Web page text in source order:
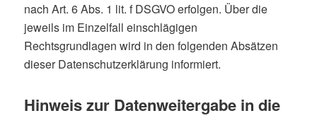
nach Art. 6 Abs. 1 lit. f DSGVO erfolgen. Über die
jeweils im Einzelfall einschlägigen
Rechtsgrundlagen wird in den folgenden Absätzen
dieser Datenschutzerklärung informiert.
Hinweis zur Datenweitergabe in die